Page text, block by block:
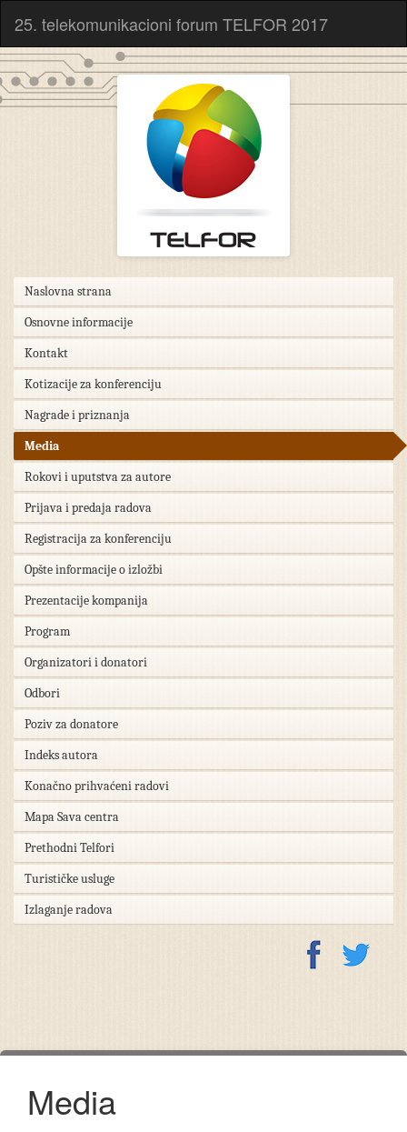
25. telekomunikacioni forum TELFOR 2017
Naslovna strana
Osnovne informacije
Kontakt
Kotizacije za konferenciju
Nagrade i priznanja
Media
Rokovi i uputstva za autore
Prijava i predaja radova
Registracija za konferenciju
Opšte informacije o izložbi
Prezentacije kompanija
Program
Organizatori i donatori
Odbori
Poziv za donatore
Indeks autora
Konačno prihvaćeni radovi
Mapa Sava centra
Prethodni Telfori
Turističke usluge
Izlaganje radova
Media